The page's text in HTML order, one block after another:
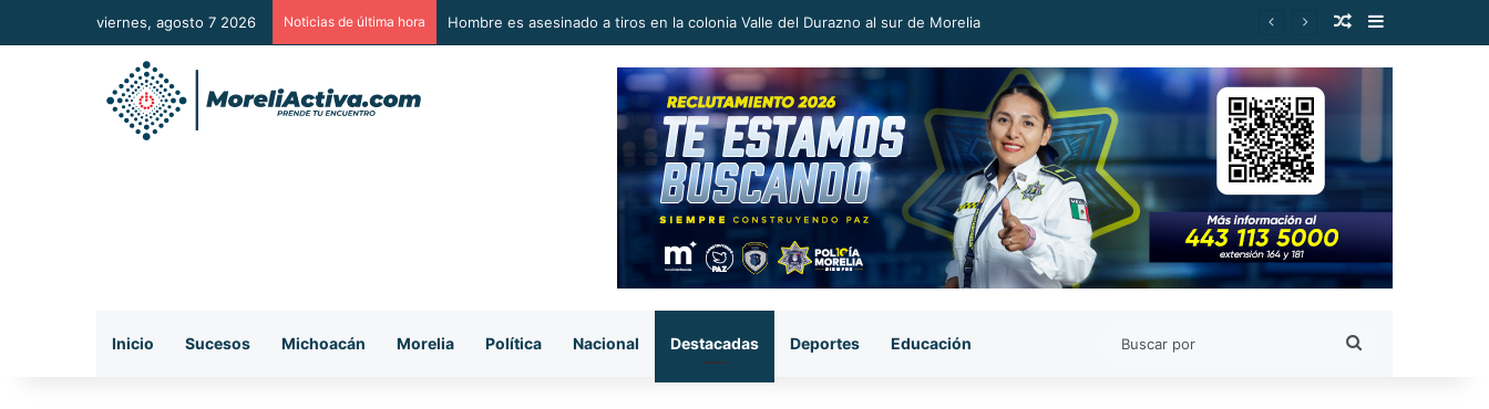
viernes, agosto 7 2026 Noticias de última hora A Sumar en la Reconstrucción del Tejido Social, Invita Rectora a Madres y Padres de Estudiantes Nicolaitas Publicación al
Barra lateral
Inicio Sucesos Michoacán Morelia Política Nacional Destacadas Deportes Educación